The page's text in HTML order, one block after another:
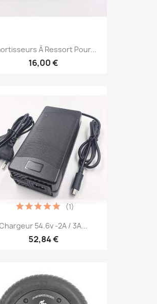
À Ressort Pour...
16,00 €
54.6v -2A / 3A...
52,84 €
(1)